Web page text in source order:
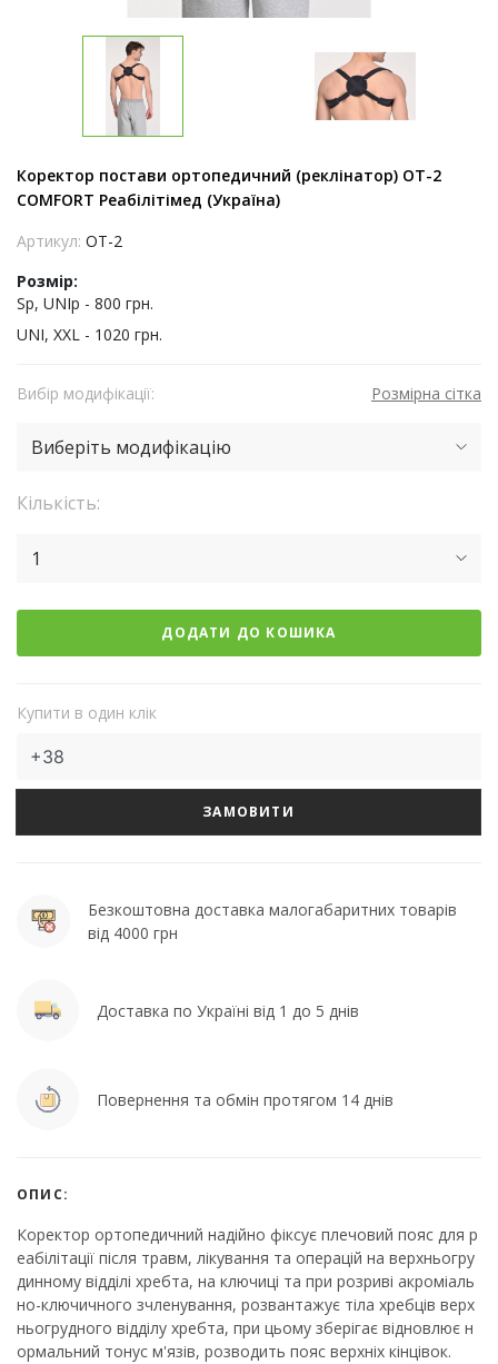
Коректор постави ортопедичний (реклінатор) ОТ-2
COMFORT Реабілітімед (Україна)
Артикул: ОТ-2
Розмір:
Sp, UNIp - 800 грн.
UNI, XXL - 1020 грн.
Вибір модифікації: Розмірна сітка
Виберіть модифікацію
Кількість:
1
ДОДАТИ ДО КОШИКА
Купити в один клік
ЗАМОВИТИ
Безкоштовна доставка малогабаритних товарів
від 4000 грн
Доставка по Україні від 1 до 5 днів
Повернення та обмін протягом 14 днів
ОПИС:
Коректор ортопедичний надійно фіксує плечовий пояс для р
еабілітації після травм, лікування та операцій на верхньогру
динному відділі хребта, на ключиці та при розриві акроміаль
но-ключичного зчленування, розвантажує тіла хребців верх
ньогрудного відділу хребта, при цьому зберігає відновлює н
ормальний тонус м'язів, розводить пояс верхніх кінцівок.